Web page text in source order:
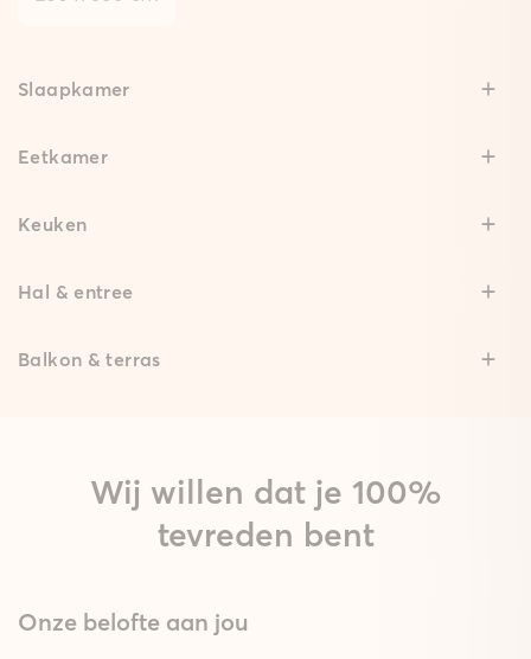
Slaapkamer
Eetkamer
Keuken
Hal & entree
Balkon & terras
Wij willen dat je 100%
tevreden bent
Onze belofte aan jou